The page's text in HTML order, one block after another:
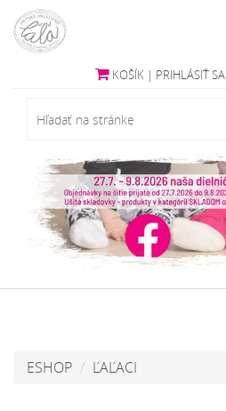
KOŠÍK | PRIHLÁSIŤ SA
ESHOP ĽAĽACI